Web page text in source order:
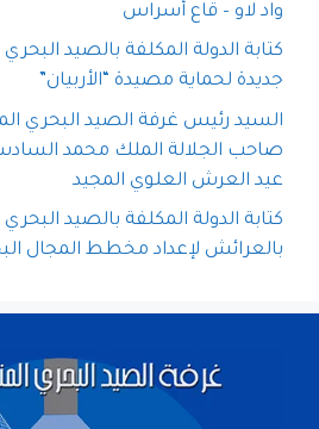
واد لاو – قاع أسراس
كتابة الدولة المكلفة بالصيد
جديدة لحماية مصيدة “الأربيان”
السيد رئيس غرفة الصيد البحري
صاحب الجلالة الملك محمد
عيد العرش العلوي المجيد
كتابة الدولة المكلفة بالصيد
بالعرائش لإعداد مخطط المجال